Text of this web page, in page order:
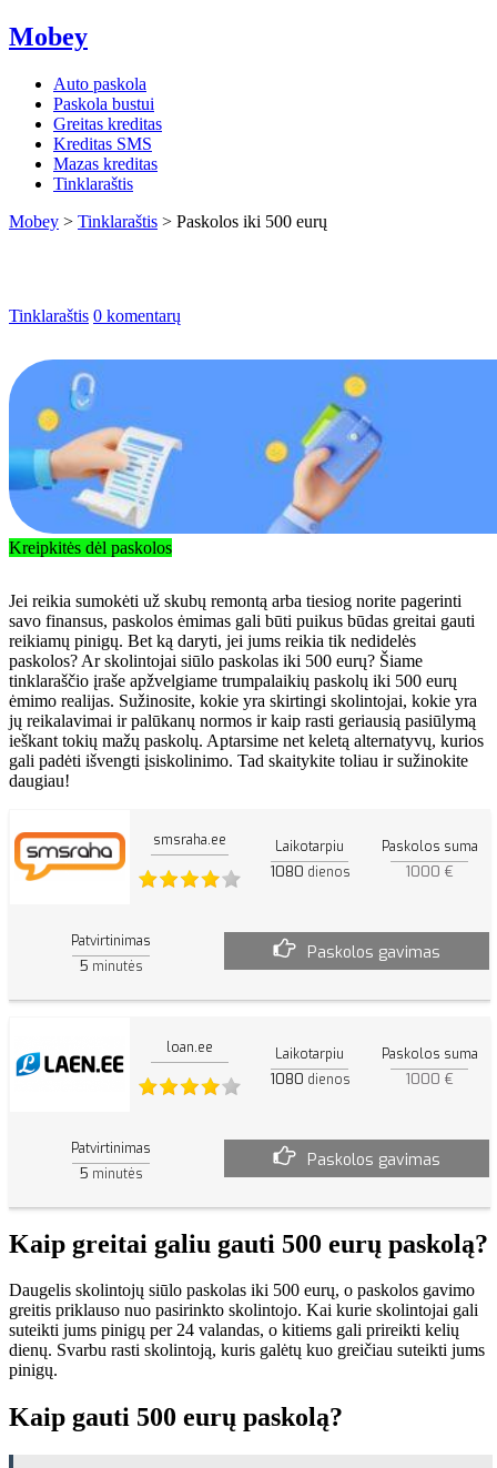
Mobey
Auto paskola
Paskola bustui
Greitas kreditas
Kreditas SMS
Mazas kreditas
Tinklaraštis
Mobey > Tinklaraštis > Paskolos iki 500 eurų
Tinklaraštis 0 komentarų
Kreipkitės dėl paskolos
Jei reikia sumokėti už skubų remontą arba tiesiog norite pagerinti
savo finansus, paskolos ėmimas gali būti puikus būdas greitai gauti
reikiamų pinigų. Bet ką daryti, jei jums reikia tik nedidelės
paskolos? Ar skolintojai siūlo paskolas iki 500 eurų? Šiame
tinklaraščio įraše apžvelgiame trumpalaikių paskolų iki 500 eurų
ėmimo realijas. Sužinosite, kokie yra skirtingi skolintojai, kokie yra
jų reikalavimai ir palūkanų normos ir kaip rasti geriausią pasiūlymą
ieškant tokių mažų paskolų. Aptarsime net keletą alternatyvų, kurios
gali padėti išvengti įsiskolinimo. Tad skaitykite toliau ir sužinokite
daugiau!
smsraha.ee Laikotarpiu
1080 dienos
Paskolos suma
1000 €
Patvirtinimas
5 minutės
Paskolos gavimas
loan.ee Laikotarpiu
1080 dienos
Paskolos suma
1000 €
Patvirtinimas
5 minutės
Paskolos gavimas
Kaip greitai galiu gauti 500 eurų paskolą?
Daugelis skolintojų siūlo paskolas iki 500 eurų, o paskolos gavimo
greitis priklauso nuo pasirinkto skolintojo. Kai kurie skolintojai gali
suteikti jums pinigų per 24 valandas, o kitiems gali prireikti kelių
dienų. Svarbu rasti skolintoją, kuris galėtų kuo greičiau suteikti jums
pinigų.
Kaip gauti 500 eurų paskolą?